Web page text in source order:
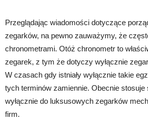
Przeglądając wiadomości dotyczące
zegarków, na pewno zauważymy, że
chronometrami. Otóż chronometr to
zegarek, z tym że dotyczy wyłącznie
W czasach gdy istniały wyłącznie takie
tych terminów zamiennie. Obecnie stosuje
wyłącznie do luksusowych zegarków
firm.